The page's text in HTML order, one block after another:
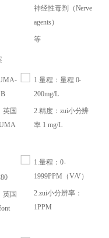
神经性毒剂（Nerve
agents）
等
英国
1.量程：量程 0-
200mg/L
2.精度：zui小分辨
率 1 mg/L
英国
1.量程：0-
1999PPM（V/V）
2.zui小分辨率：
1PPM